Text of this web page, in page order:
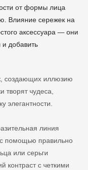
от формы лица
Влияние сережек на
аксессуара — они
и добавить
создающих иллюзию
творят чудеса,
элегантности.
линия
помощью правильно
или серьги
контраст с четкими